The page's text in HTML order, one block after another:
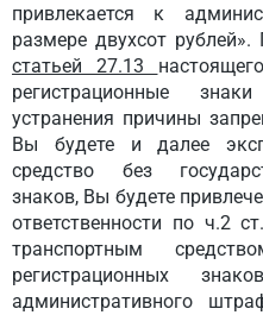
привлекается к
размере двухсот рублей».
статьей 27.13
регистрационные
устранения причины
Вы будете и далее
средство без
знаков, Вы будете
ответственности по ч.2
транспортным
регистрационных
административного